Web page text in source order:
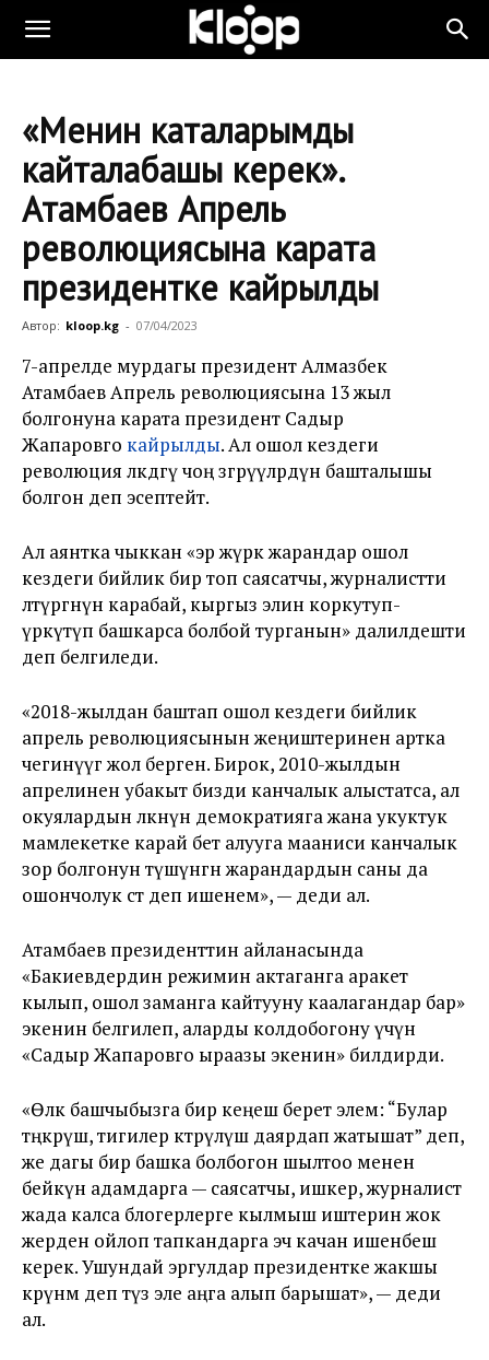
«Менин каталарымды
кайталабашы керек».
Атамбаев Апрель
революциясына карата
президентке кайрылды
Автор: kloop.kg - 07/04/2023
7-апрелде мурдагы президент Алмазбек
Атамбаев Апрель революциясына 13 жыл
болгонуна карата президент Садыр
Жапаровго кайрылды. Ал ошол кездеги
революция өлкөдөгү чоң өзгөрүүлөрдүн башталышы
болгон деп эсептейт.
Ал аянтка чыккан «эр жүрөк жарандар ошол
кездеги бийлик бир топ саясатчы, журналистти
өлтүргөнүнө карабай, кыргыз элин коркутуп-
үркүтүп башкарса болбой турганын» далилдешти
деп белгиледи.
«2018-жылдан баштап ошол кездеги бийлик
апрель революциясынын жеңиштеринен артка
чегинүүгө жол берген. Бирок, 2010-жылдын
апрелинен убакыт бизди канчалык алыстатса, ал
окуялардын өлкөнүн демократияга жана укуктук
мамлекетке карай бет алууга мааниси канчалык
зор болгонун түшүнгөн жарандардын саны да
ошончолук өсөт деп ишенем», — деди ал.
Атамбаев президенттин айланасында
«Бакиевдердин режимин актаганга аракет
кылып, ошол заманга кайтууну каалагандар бар»
экенин белгилеп, аларды колдобогону үчүн
«Садыр Жапаровго ыраазы экенин» билдирди.
«Өлкө башчыбызга бир кеңеш берет элем: “Булар
төңкөрүш, тигилер көтөрүлүш даярдап жатышат” деп,
же дагы бир башка болбогон шылтоо менен
бейкүнөө адамдарга — саясатчы, ишкер, журналист
жада калса блогерлерге кылмыш иштерин жок
жерден ойлоп тапкандарга эч качан ишенбеш
керек. Ушундай эргулдар президентке жакшы
көрүнөм деп түз эле аңга алып барышат», — деди
ал.